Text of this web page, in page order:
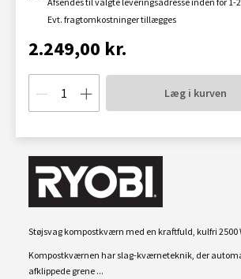
Evt. fragtomkostninger tillægges
2.249,00 kr.
Læg i kurven
Støjsvag kompostkværn med en kraftfuld, kulfri 2500
Kompostkværnen har slag-kværneteknik, der
afklippede grene ...